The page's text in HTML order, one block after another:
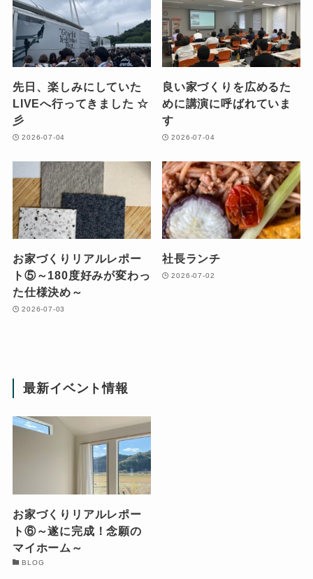
先日、楽しみにしていた
LIVEへ行ってきました ☆
彡
2026-07-04
良い家づくりを広めるた
めに講演に呼ばれていま
す
2026-07-04
お家づくりリアルレポー
ト⑤～180度好みが変わっ
た仕様決め～
2026-07-03
社長ランチ
2026-07-02
最新イベント情報
お家づくりリアルレポー
ト⑥～遂に完成！念願の
マイホーム～
BLOG